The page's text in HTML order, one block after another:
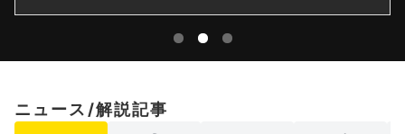
ニュース/解説記事